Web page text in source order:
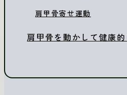
肩甲骨寄せ運動
肩甲骨を動かして健康